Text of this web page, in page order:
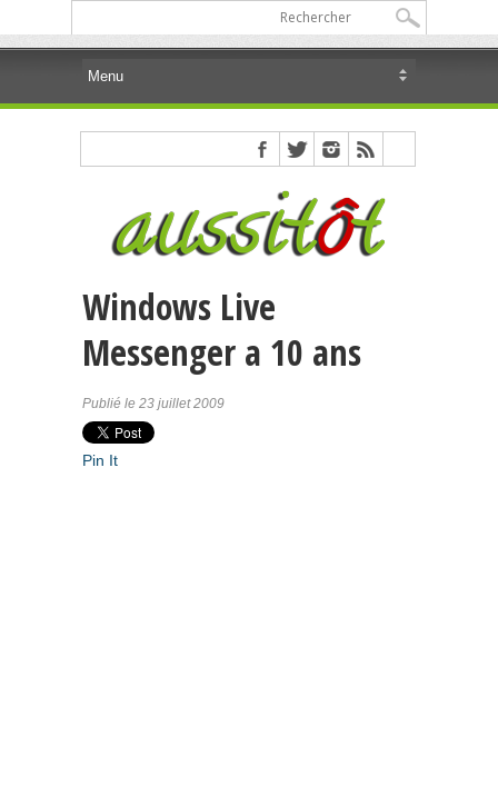
Windows Live
Messenger a 10 ans
Publié le 23 juillet 2009
Pin It